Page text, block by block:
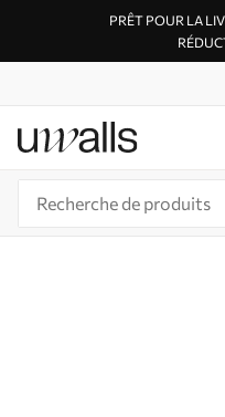
PRÊT POUR LA